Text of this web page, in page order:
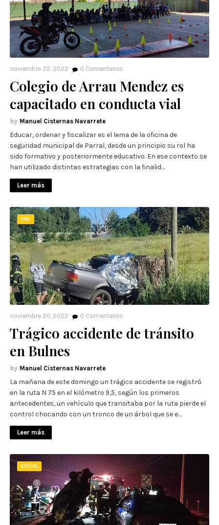
noviembre 22, 2022 0 Comentarios
Colegio de Arrau Mendez es
capacitado en conducta vial
Manuel Cisternas Navarrete
Educar, ordenar y fiscalizar es el lema de la oficina de
seguridad municipal de Parral, desde un principio su rol ha
sido formativo y posteriormente educativo. En ese contexto se
han utilizado distintas estrategias con la finalid…
Leer más
SML
noviembre 20, 2022 0 Comentarios
Trágico accidente de tránsito
en Bulnes
Manuel Cisternas Navarrete
La mañana de este domingo un trágico accidente se registró
en la ruta N 75 en el kilómetro 9,5, según los primeros
antecedentes, un vehículo que transitaba por la ruta pierde el
control chocando con un tronco de un árbol que se e…
Leer más
SOCIAL